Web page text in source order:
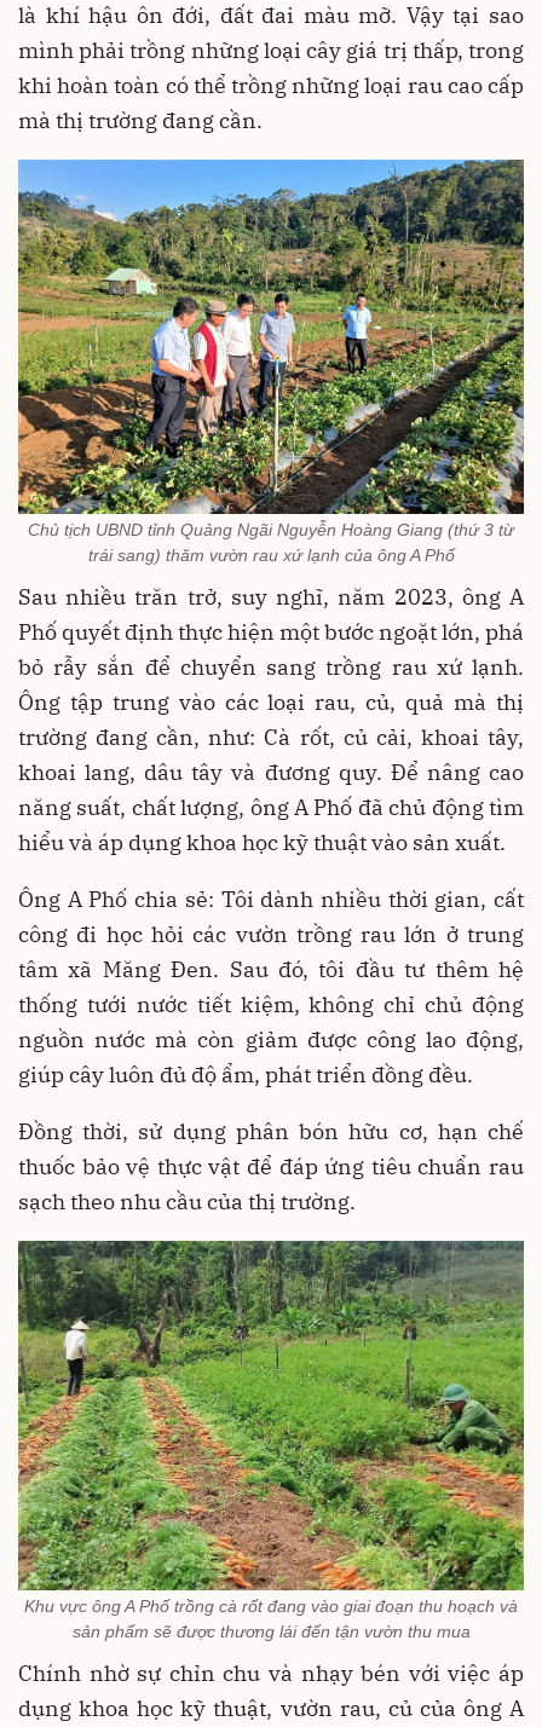
là khí hậu ôn đới, đất đai màu mỡ. Vậy tại sao
mình phải trồng những loại cây giá trị thấp, trong
khi hoàn toàn có thể trồng những loại rau cao cấp
mà thị trường đang cần.
Chủ tịch UBND tỉnh Quảng Ngãi Nguyễn Hoàng Giang (thứ 3 từ
trái sang) thăm vườn rau xứ lạnh của ông A Phố
Sau nhiều trăn trở, suy nghĩ, năm 2023, ông A
Phố quyết định thực hiện một bước ngoặt lớn, phá
bỏ rẫy sắn để chuyển sang trồng rau xứ lạnh.
Ông tập trung vào các loại rau, củ, quả mà thị
trường đang cần, như: Cà rốt, củ cải, khoai tây,
khoai lang, dâu tây và đương quy. Để nâng cao
năng suất, chất lượng, ông A Phố đã chủ động tìm
hiểu và áp dụng khoa học kỹ thuật vào sản xuất.
Ông A Phố chia sẻ: Tôi dành nhiều thời gian, cất
công đi học hỏi các vườn trồng rau lớn ở trung
tâm xã Măng Đen. Sau đó, tôi đầu tư thêm hệ
thống tưới nước tiết kiệm, không chỉ chủ động
nguồn nước mà còn giảm được công lao động,
giúp cây luôn đủ độ ẩm, phát triển đồng đều.
Đồng thời, sử dụng phân bón hữu cơ, hạn chế
thuốc bảo vệ thực vật để đáp ứng tiêu chuẩn rau
sạch theo nhu cầu của thị trường.
Khu vực ông A Phố trồng cà rốt đang vào giai đoạn thu hoạch và
sản phẩm sẽ được thương lái đến tận vườn thu mua
Chính nhờ sự chỉn chu và nhạy bén với việc áp
dụng khoa học kỹ thuật, vườn rau, củ của ông A